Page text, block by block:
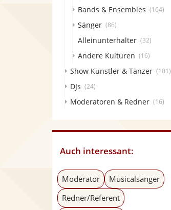
Bands & Ensembles (164)
Sänger (86)
Alleinunterhalter (32)
Andere Kulturen (16)
Show Künstler & Tänzer (101)
DJs (24)
Moderatoren & Redner (16)
Auch interessant:
Moderator
Musicalsänger
Redner/Referent